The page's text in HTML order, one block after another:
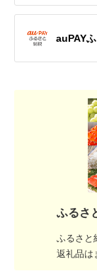
auPAY
ふるさ
ふるさと
返礼品は